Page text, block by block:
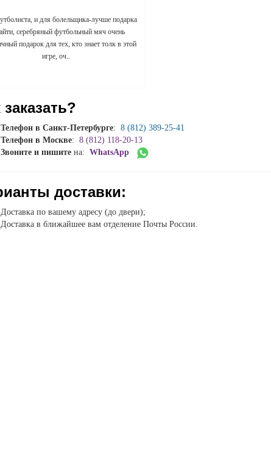
и для болельщика-лучше подарка
серебряный футбольный мяч очень
подарок для тех, кто знает толк в этой
игре, оч..
заказать?
Телефон в Санкт-Петербурге: 8 (812) 389-25-41
Телефон в Москве: 8 (812) 118-20-13
Звоните и пишитена: WhatsApp
доставки:
Доставка по вашему адресу (до двери);
Доставка в ближайшее вам отделение Почты России.